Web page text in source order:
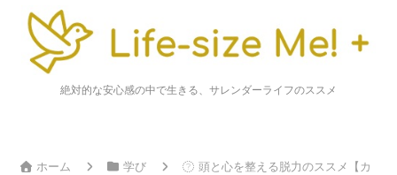
絶対的な安心感の中で生きる、サレンダーライフのススメ
ホーム 学び
頭と心を整える脱力のススメ【カ